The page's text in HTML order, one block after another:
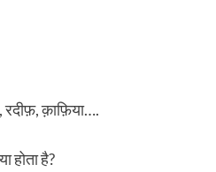
रदीफ़, क़ाफ़िया….
होता है?